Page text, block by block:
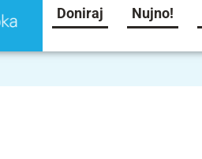
Doniraj Nujno!